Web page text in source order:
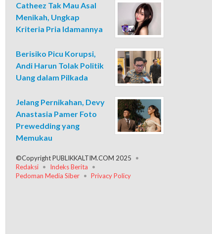
Catheez Tak Mau Asal
Menikah, Ungkap
Kriteria Pria Idamannya
Berisiko Picu Korupsi,
Andi Harun Tolak Politik
Uang dalam Pilkada
Jelang Pernikahan, Devy
Anastasia Pamer Foto
Prewedding yang
Memukau
©Copyright PUBLIKKALTIM.COM 2025
Redaksi
Indeks Berita
Pedoman Media Siber
Privacy Policy